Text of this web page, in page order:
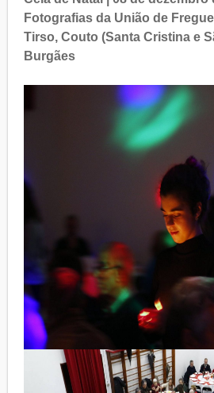
Fotografias da União de
Tirso, Couto (Santa Cristina e
Burgães